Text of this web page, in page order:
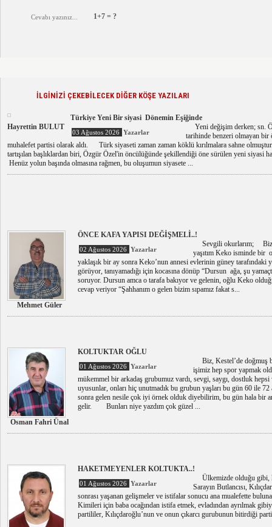
1+7 = ?
İLGİNİZİ ÇEKEBİLECEK DİĞER KÖŞE YAZILARI
Hayrettin BULUT
Türkiye Yeni Bir siyasi Dönemin Eşiğinde
03 Ağustos 2026 Yazarlar
Yeni değişim derken; sn.
tarihinde benzeri olmayan
muhalefet partisi olarak aldı. Türk siyaseti zaman zaman köklü kırılmalara sahne
tartışılan başlıklardan biri, Özgür Özel'in öncülüğünde şekillendiği öne sürülen yeni siyasi
Henüz yolun başında olmasına rağmen, bu oluşumun siyasete ...
Mehmet Güler
ÖNCE KAFA YAPISI DEĞİŞMELİ..!
02 Ağustos 2026 Yazarlar
Sevgili okurlarım;
yaşıtım Keko isminde bir
yaklaşık bir ay sonra Keko’nun annesi evlerinin güney tarafındaki
görüyor, tanıyamadığı için kocasına dönüp “Dursun ağa, şu
soruyor. Dursun amca o tarafa bakıyor ve gelenin, oğlu Keko
cevap veriyor “Şahhanım o gelen bizim sıpamız fakat s...
Osman Fahri Ünal
KOLTUKTAR OĞLU
01 Ağustos 2026 Yazarlar
Biz, Kestel’de doğmuş
işimiz hep spor yapmak
mükemmel bir arkadaş grubumuz vardı, sevgi, saygı, dostluk
uyusunlar, onları hiç unutmadık bu grubun yaşları bu gün 60 ile 72
sonra gelen nesile çok iyi örnek olduk diyebilirim, bu gün hala bir
gelir. Bunları niye yazdım çok güzel ...
HAKETMEYENLER KOLTUKTA..!
01 Ağustos 2026 Yazarlar
Ülkemizde olduğu gibi,
Sarayın Butlancısı,
sonrası yaşanan gelişmeler ve istifalar sonucu ana mualefette
Kimileri için baba ocağından istifa etmek, evladından ayrılmak
partililer, Kılıçdaroğlu’nun ve onun çıkarcı gurubunun bitirdiği